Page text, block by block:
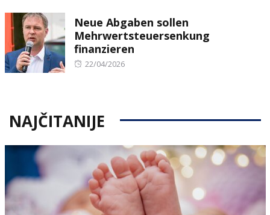
Neue Abgaben sollen
Mehrwertsteuersenkung
finanzieren
Posted
22/04/2026
NAJČITANIJE